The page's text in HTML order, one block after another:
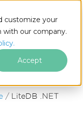
customize your
with our company.
Accept
LiteDB .NET